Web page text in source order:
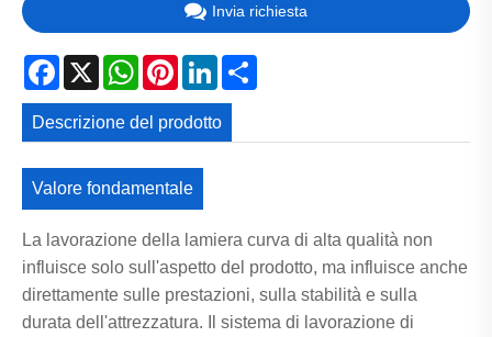
Invia richiesta
Facebook
X WhatsApp
PinterestLinkedIn
Descrizione del prodotto
Valore fondamentale
La lavorazione della lamiera curva di alta qualità non
influisce solo sull'aspetto del prodotto, ma influisce anche
direttamente sulle prestazioni, sulla stabilità e sulla
durata dell'attrezzatura. Il sistema di lavorazione di